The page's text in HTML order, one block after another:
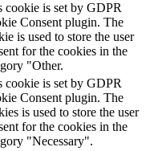
cookie is set by GDPR
Consent plugin. The
is used to store the user
for the cookies in the
"Other.
cookie is set by GDPR
Consent plugin. The
is used to store the user
for the cookies in the
"Necessary".